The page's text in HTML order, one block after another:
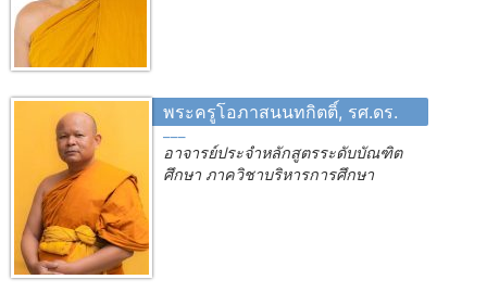
พระครูโอภาสนนทกิตติ์, รศ.ดร.
อาจารย์ประจำหลักสูตรระดับบัณฑิต
ศึกษา ภาควิชาบริหารการศึกษา